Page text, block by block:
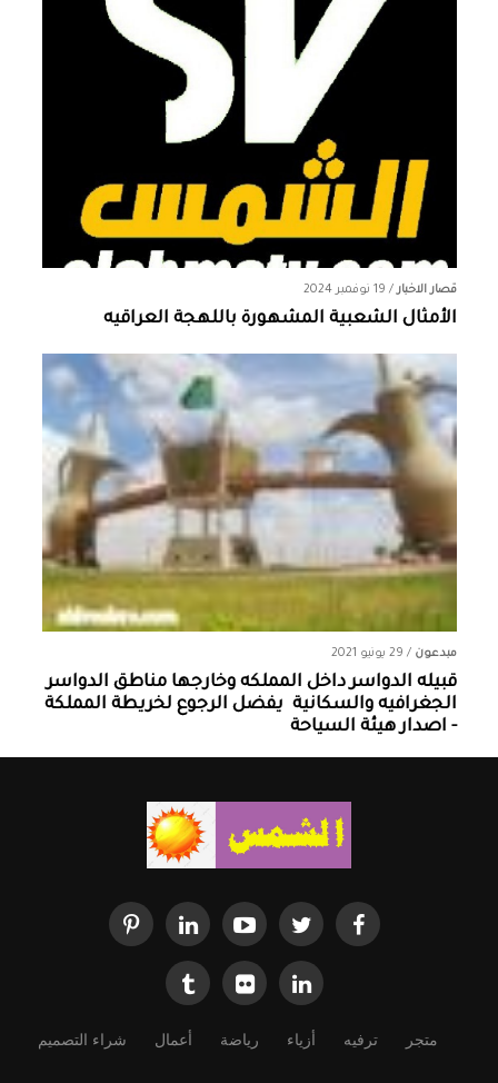
قصار الاخبار/ 19 نوفمبر 2024
الأمثال الشعبية المشهورة باللهجة العراقيه
مبدعون / 29 يونيو 2021
قبيله الدواسر داخل المملكه وخارجها ‏مناطق الدواسر
الجغرافيه والسكانية ‏ يفضل الرجوع لخريطة المملكة
- اصدار هيئة السياحة
متجر ترفيه أزياء رياضة أعمال شراء التصميم